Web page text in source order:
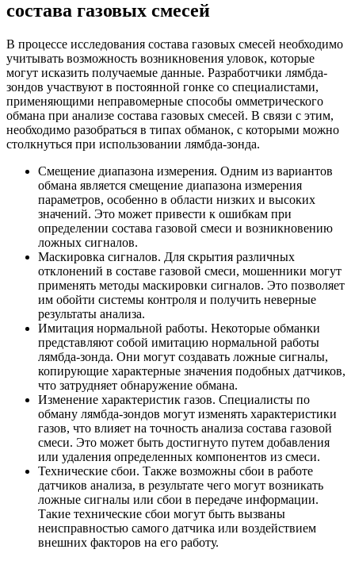
состава газовых смесей
В процессе исследования состава газовых смесей необходимо
учитывать возможность возникновения уловок, которые
могут исказить получаемые данные. Разработчики лямбда-
зондов участвуют в постоянной гонке со специалистами,
применяющими неправомерные способы омметрического
обмана при анализе состава газовых смесей. В связи с этим,
необходимо разобраться в типах обманок, с которыми можно
столкнуться при использовании лямбда-зонда.
Смещение диапазона измерения. Одним из вариантов
обмана является смещение диапазона измерения
параметров, особенно в области низких и высоких
значений. Это может привести к ошибкам при
определении состава газовой смеси и возникновению
ложных сигналов.
Маскировка сигналов. Для скрытия различных
отклонений в составе газовой смеси, мошенники могут
применять методы маскировки сигналов. Это позволяет
им обойти системы контроля и получить неверные
результаты анализа.
Имитация нормальной работы. Некоторые обманки
представляют собой имитацию нормальной работы
лямбда-зонда. Они могут создавать ложные сигналы,
копирующие характерные значения подобных датчиков,
что затрудняет обнаружение обмана.
Изменение характеристик газов. Специалисты по
обману лямбда-зондов могут изменять характеристики
газов, что влияет на точность анализа состава газовой
смеси. Это может быть достигнуто путем добавления
или удаления определенных компонентов из смеси.
Технические сбои. Также возможны сбои в работе
датчиков анализа, в результате чего могут возникать
ложные сигналы или сбои в передаче информации.
Такие технические сбои могут быть вызваны
неисправностью самого датчика или воздействием
внешних факторов на его работу.